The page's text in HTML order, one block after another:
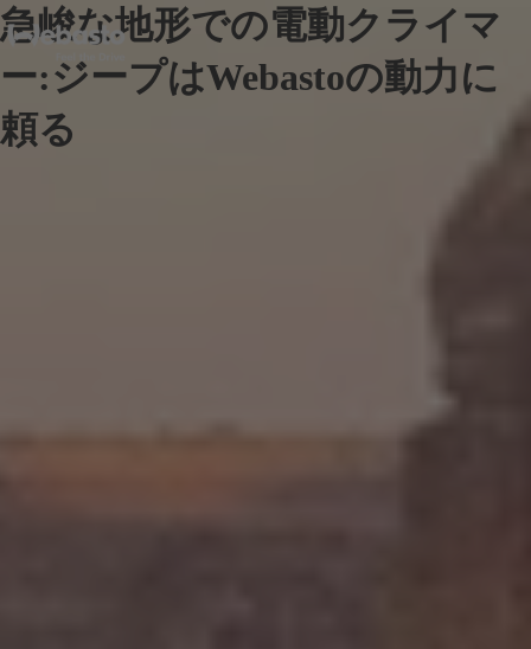
急峻な地形での電動クライマ
ー:ジープはWebastoの動力に
頼る